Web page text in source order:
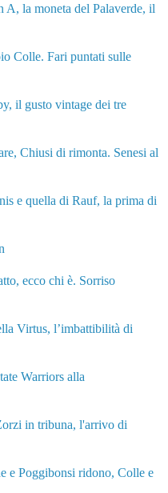
la moneta del Palaverde, il
Colle. Fari puntati sulle
il gusto vintage dei tre
Chiusi di rimonta. Senesi al
e quella di Rauf, la prima di
ecco chi è. Sorriso
Virtus, l’imbattibilità di
Warriors alla
in tribuna, l'arrivo di
e Poggibonsi ridono, Colle e